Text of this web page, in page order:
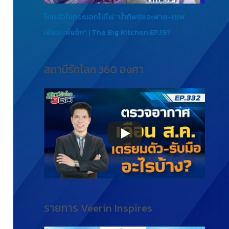
ไก่หม้อในกระบอกไม้ไผ่ “น้ำทิพย์และพาย-เชฟ
เอียน-พี่แซ็ก” | The Big Kitchen EP.197
สถานีรักโลก 360 องศา
รายการ Veerin Inspires